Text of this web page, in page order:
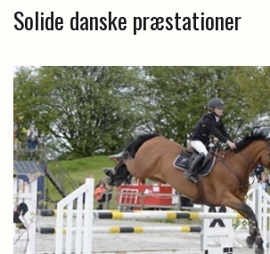
Solide danske præstationer